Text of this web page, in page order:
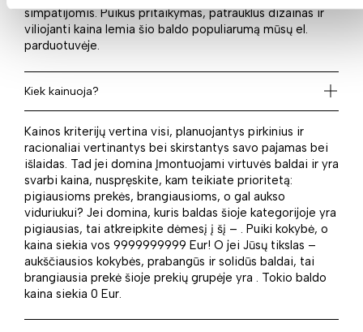
simpatijomis. Puikus pritaikymas, patrauklus dizainas ir
viliojanti kaina lemia šio baldo populiarumą mūsų el.
parduotuvėje.
Kiek kainuoja?
Kainos kriterijų vertina visi, planuojantys pirkinius ir
racionaliai vertinantys bei skirstantys savo pajamas bei
išlaidas. Tad jei domina Įmontuojami virtuvės baldai ir yra
svarbi kaina, nuspręskite, kam teikiate prioritetą:
pigiausioms prekės, brangiausioms, o gal aukso
viduriukui? Jei domina, kuris baldas šioje kategorijoje yra
pigiausias, tai atkreipkite dėmesį į šį – . Puiki kokybė, o
kaina siekia vos 9999999999 Eur! O jei Jūsų tikslas –
aukščiausios kokybės, prabangūs ir solidūs baldai, tai
brangiausia prekė šioje prekių grupėje yra . Tokio baldo
kaina siekia 0 Eur.